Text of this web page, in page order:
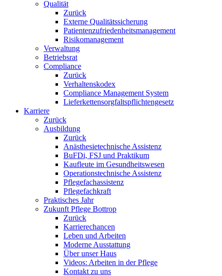
Qualität
Zurück
Externe Qualitätssicherung
Patientenzufriedenheitsmanagement
Risikomanagement
Verwaltung
Betriebsrat
Compliance
Zurück
Verhaltenskodex
Compliance Management System
Lieferkettensorgfaltspflichtengesetz
Karriere
Zurück
Ausbildung
Zurück
Anästhesietechnische Assistenz
BuFDi, FSJ und Praktikum
Kaufleute im Gesundheitswesen
Operationstechnische Assistenz
Pflegefachassistenz
Pflegefachkraft
Praktisches Jahr
Zukunft Pflege Bottrop
Zurück
Karrierechancen
Leben und Arbeiten
Moderne Ausstattung
Über unser Haus
Videos: Arbeiten in der Pflege
Kontakt zu uns